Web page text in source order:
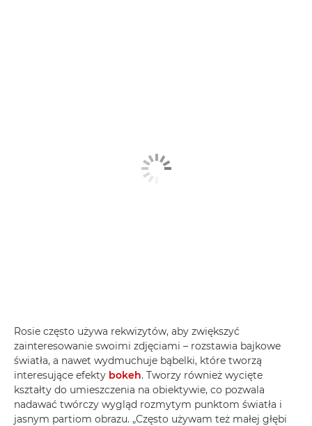
Rosie często używa rekwizytów, aby zwiększyć
zainteresowanie swoimi zdjęciami – rozstawia bajkowe
światła, a nawet wydmuchuje bąbelki, które tworzą
interesujące efekty bokeh. Tworzy również wycięte
kształty do umieszczenia na obiektywie, co pozwala
nadawać twórczy wygląd rozmytym punktom światła i
jasnym partiom obrazu. „Często używam też małej głębi